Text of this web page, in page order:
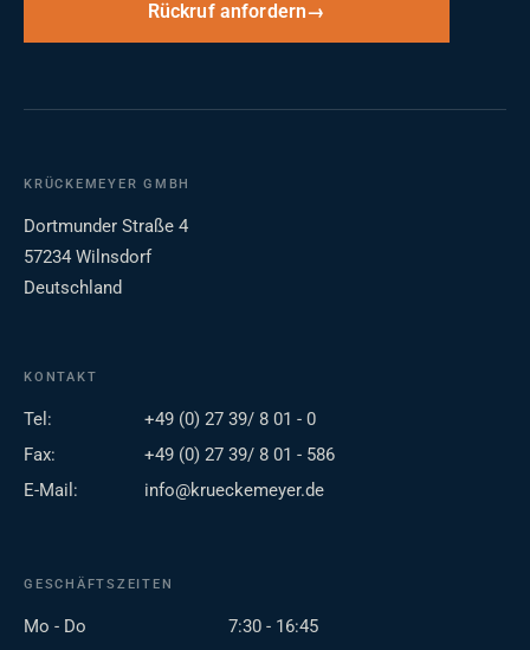
Rückruf anfordern
KRÜCKEMEYER GMBH
Dortmunder Straße 4
57234 Wilnsdorf
Deutschland
KONTAKT
Tel:
+49 (0) 27 39/ 8 01 - 0
Fax:
+49 (0) 27 39/ 8 01 - 586
E-Mail:
info@krueckemeyer.de
GESCHÄFTSZEITEN
Mo - Do
7:30 - 16:45